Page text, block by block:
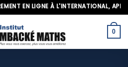
EN LIGNE À L'INTERNATIONAL,
0